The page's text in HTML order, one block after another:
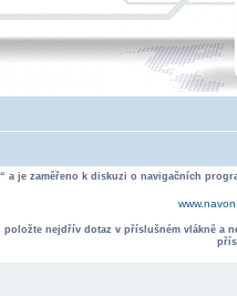
a je zaměřeno k diskuzi o navigačních
položte nejdřív dotaz v příslušném vlákně a